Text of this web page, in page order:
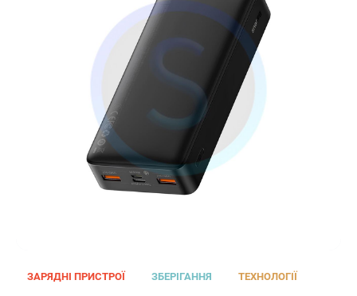
ЗАРЯДНІ ПРИСТРОЇ ЗБЕРІГАННЯ ТЕХНОЛОГІЇ